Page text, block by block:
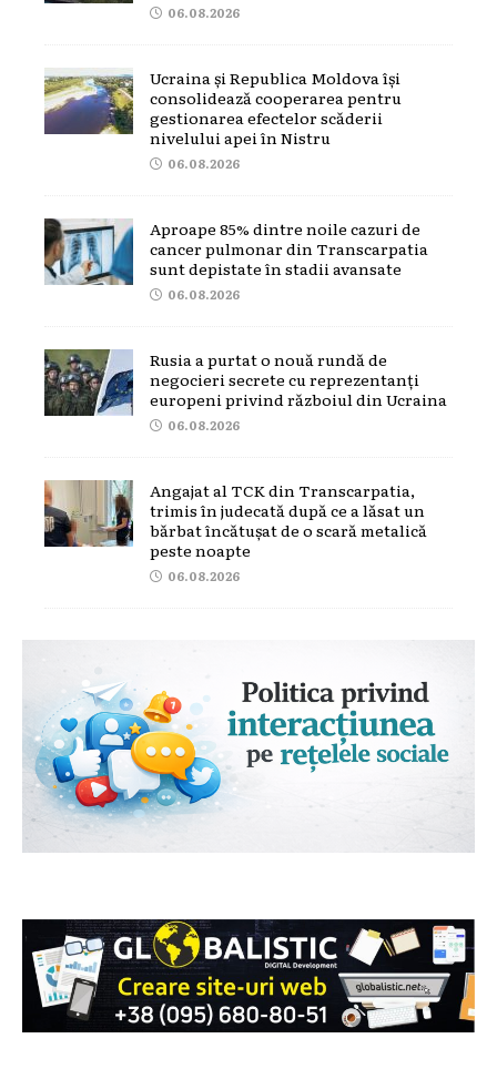
06.08.2026
Ucraina și Republica Moldova își
consolidează cooperarea pentru
gestionarea efectelor scăderii
nivelului apei în Nistru
06.08.2026
Aproape 85% dintre noile cazuri de
cancer pulmonar din Transcarpatia
sunt depistate în stadii avansate
06.08.2026
Rusia a purtat o nouă rundă de
negocieri secrete cu reprezentanți
europeni privind războiul din Ucraina
06.08.2026
Angajat al TCK din Transcarpatia,
trimis în judecată după ce a lăsat un
bărbat încătușat de o scară metalică
peste noapte
06.08.2026